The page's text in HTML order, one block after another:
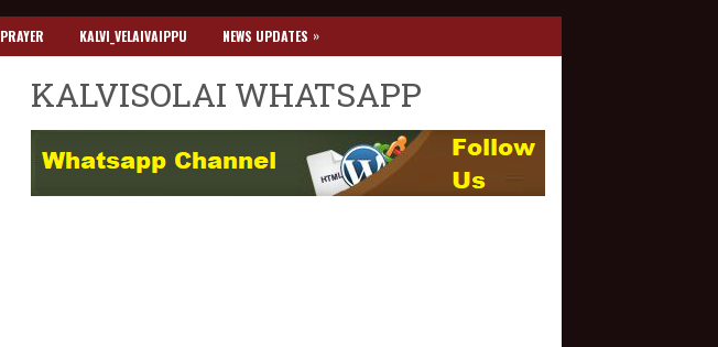
PRAYER KALVI_VELAIVAIPPU NEWS UPDATES »
KALVISOLAI WHATSAPP